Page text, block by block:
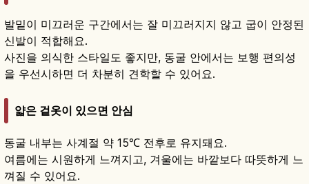
발밑이 미끄러운 구간에서는 잘 미끄러지지 않고 굽이 안정된
신발이 적합해요.
사진을 의식한 스타일도 좋지만, 동굴 안에서는 보행 편의성
을 우선시하면 더 차분히 견학할 수 있어요.
얇은 겉옷이 있으면 안심
동굴 내부는 사계절 약 15℃ 전후로 유지돼요.
여름에는 시원하게 느껴지고, 겨울에는 바깥보다 따뜻하게 느
껴질 수 있어요.